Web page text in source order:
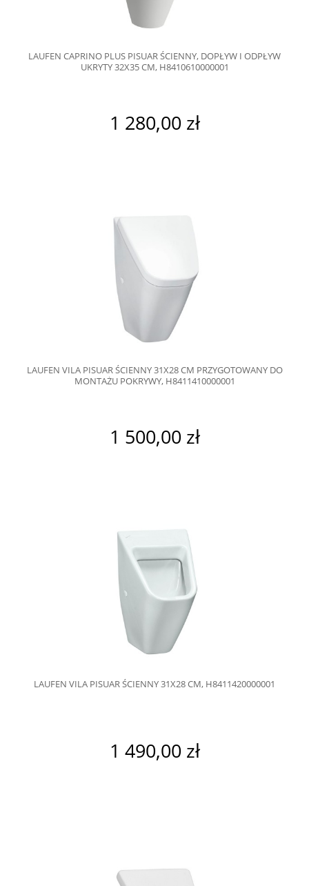
LAUFEN CAPRINO PLUS PISUAR ŚCIENNY, DOPŁYW I ODPŁYW
UKRYTY 32X35 CM, H8410610000001
1 280,00 zł
LAUFEN VILA PISUAR ŚCIENNY 31X28 CM PRZYGOTOWANY DO
MONTAŻU POKRYWY, H8411410000001
1 500,00 zł
LAUFEN VILA PISUAR ŚCIENNY 31X28 CM, H8411420000001
1 490,00 zł